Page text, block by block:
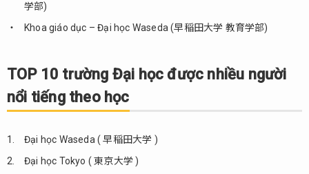
学部)
Khoa giáo dục – Đại học Waseda (早稲田大学 教育学部)
TOP 10 trường Đại học được nhiều người
nổi tiếng theo học
Đại học Waseda ( 早稲田大学 )
Đại học Tokyo ( 東京大学 )